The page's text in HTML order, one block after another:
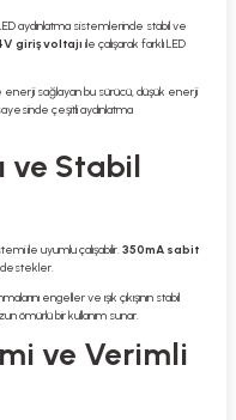
aydınlatma sistemlerinde stabil ve
giriş voltajı ile çalışarak farklı LED
enerji sağlayan bu sürücü, düşük enerji
çeşitli aydınlatma
ve Stabil
ile uyumlu çalışabilir. 350mA sabit
destekler.
engeller ve ışık çıkışının stabil
ömürlü bir kullanım sunar.
ve Verimli